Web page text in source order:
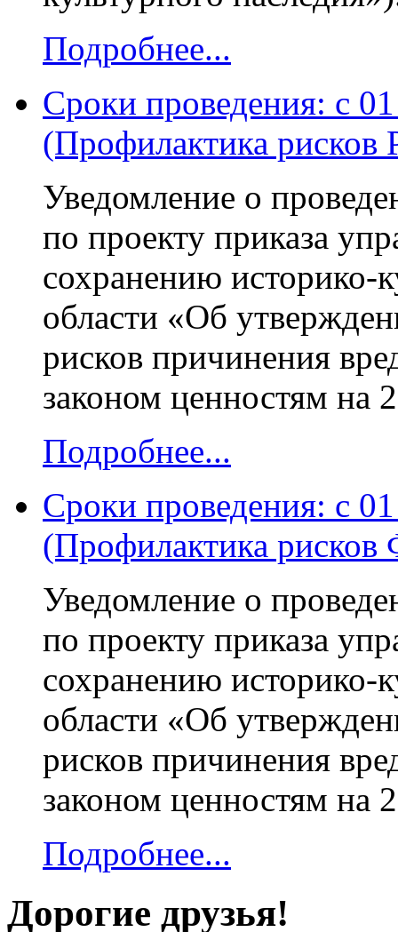
Подробнее...
Сроки проведения: с
(Профилактика рисков
Уведомление о
по проекту приказа
сохранению историко-
области «Об
рисков причинения
законом ценностям на
Подробнее...
Сроки проведения: с
(Профилактика
Уведомление о
по проекту приказа
сохранению историко-
области «Об
рисков причинения
законом ценностям на
Подробнее...
Дорогие друзья!